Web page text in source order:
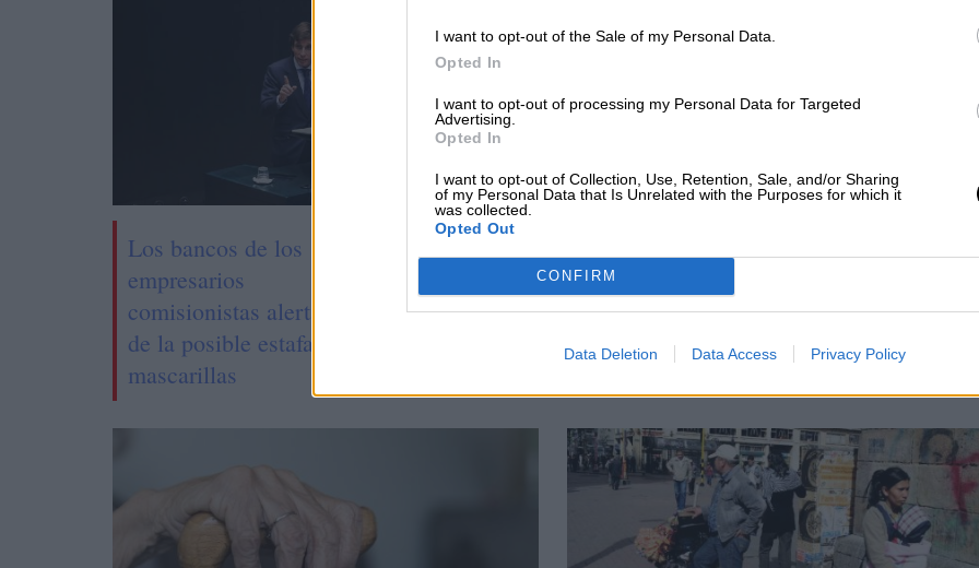
I want to opt-out of the Sale of my Personal Data.
Opted In
I want to opt-out of processing my Personal Data for Targeted
Advertising.
Opted In
I want to opt-out of Collection, Use, Retention, Sale, and/or Sharing
of my Personal Data that Is Unrelated with the Purposes for which it
was collected.
Opted Out
CONFIRM
Data Deletion Data Access Privacy Policy
Los bancos de los
empresarios
comisionistas alertaron
de la posible estafa de las
mascarillas
El presidente de
Colombia firma cuatro
Acuerdos bilaterales en
su visita a España